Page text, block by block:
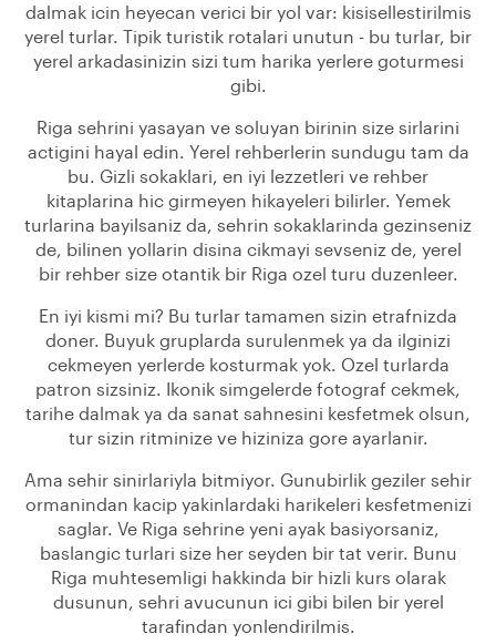
dalmak icin heyecan verici bir yol var: kisisellestirilmis
yerel turlar. Tipik turistik rotalari unutun - bu turlar, bir
yerel arkadasinizin sizi tum harika yerlere goturmesi
gibi.
Riga sehrini yasayan ve soluyan birinin size sirlarini
actigini hayal edin. Yerel rehberlerin sundugu tam da
bu. Gizli sokaklari, en iyi lezzetleri ve rehber
kitaplarina hic girmeyen hikayeleri bilirler. Yemek
turlarina bayilsaniz da, sehrin sokaklarinda gezinseniz
de, bilinen yollarin disina cikmayi sevseniz de, yerel
bir rehber size otantik bir Riga ozel turu duzenleer.
En iyi kismi mi? Bu turlar tamamen sizin etrafnizda
doner. Buyuk gruplarda surulenmek ya da ilginizi
cekmeyen yerlerde kosturmak yok. Ozel turlarda
patron sizsiniz. Ikonik simgelerde fotograf cekmek,
tarihe dalmak ya da sanat sahnesini kesfetmek olsun,
tur sizin ritminize ve hiziniza gore ayarlanir.
Ama sehir sinirlariyla bitmiyor. Gunubirlik geziler sehir
ormanindan kacip yakinlardaki harikeleri kesfetmenizi
saglar. Ve Riga sehrine yeni ayak basiyorsaniz,
baslangic turlari size her seyden bir tat verir. Bunu
Riga muhtesemligi hakkinda bir hizli kurs olarak
dusunun, sehri avucunun ici gibi bilen bir yerel
tarafindan yonlendirilmis.